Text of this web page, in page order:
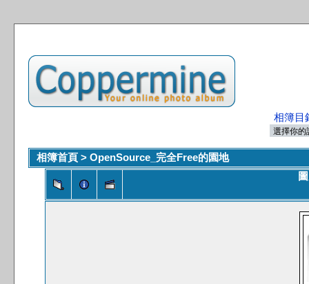
相簿目
相簿首頁 > OpenSource_完全Free的園地